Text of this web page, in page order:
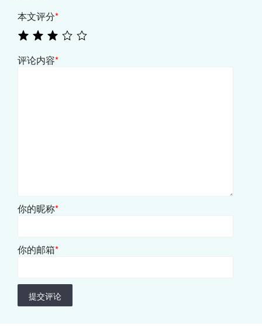
本文评分*
评论内容*
你的昵称*
你的邮箱*
提交评论